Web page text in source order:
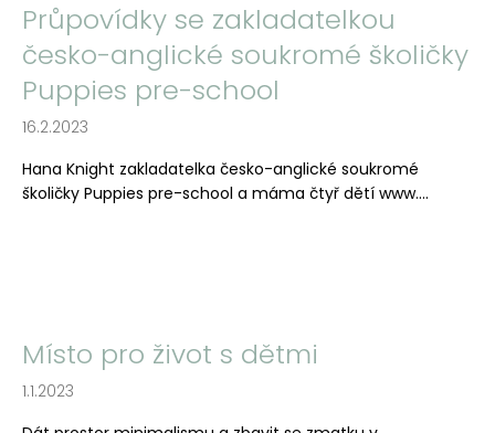
Průpovídky se zakladatelkou
česko-anglické soukromé školičky
Puppies pre-school
16.2.2023
Hana Knight zakladatelka česko-anglické soukromé
školičky Puppies pre-school a máma čtyř dětí www....
Místo pro život s dětmi
1.1.2023